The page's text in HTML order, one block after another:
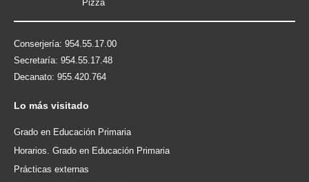
Conserjería: 954.55.17.00
Secretaría: 954.55.17.48
Decanato: 955.420.764
Lo más visitado
Grado en Educación Primaria
Horarios. Grado en Educación Primaria
Prácticas externas